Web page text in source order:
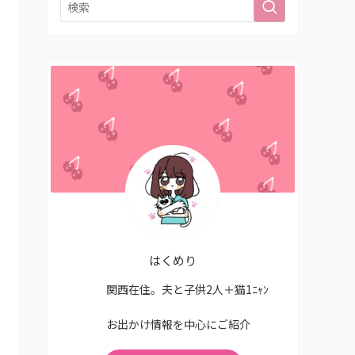
はくめり
関西在住。夫と子供2人＋猫1ﾆｬﾝ
お出かけ情報を中心にご紹介